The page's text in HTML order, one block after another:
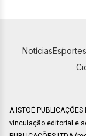
Notícias
A ISTOÉ
vinculação editorial e